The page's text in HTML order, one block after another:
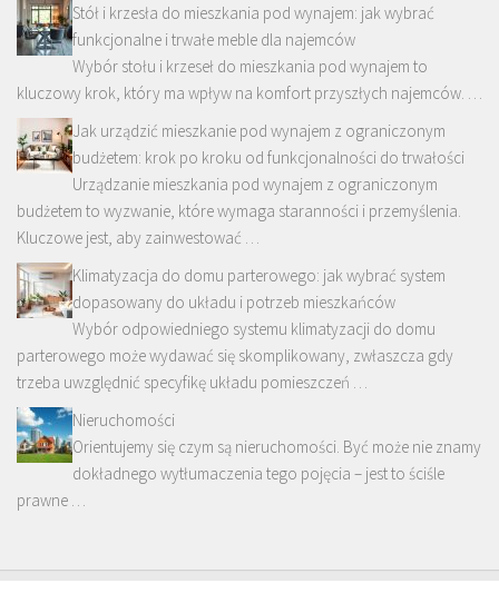
Stół i krzesła do mieszkania pod wynajem: jak wybrać
funkcjonalne i trwałe meble dla najemców
Wybór stołu i krzeseł do mieszkania pod wynajem to
kluczowy krok, który ma wpływ na komfort przyszłych najemców. …
Jak urządzić mieszkanie pod wynajem z ograniczonym
budżetem: krok po kroku od funkcjonalności do trwałości
Urządzanie mieszkania pod wynajem z ograniczonym
budżetem to wyzwanie, które wymaga staranności i przemyślenia.
Kluczowe jest, aby zainwestować …
Klimatyzacja do domu parterowego: jak wybrać system
dopasowany do układu i potrzeb mieszkańców
Wybór odpowiedniego systemu klimatyzacji do domu
parterowego może wydawać się skomplikowany, zwłaszcza gdy
trzeba uwzględnić specyfikę układu pomieszczeń …
Nieruchomości
Orientujemy się czym są nieruchomości. Być może nie znamy
dokładnego wytłumaczenia tego pojęcia – jest to ściśle
prawne …